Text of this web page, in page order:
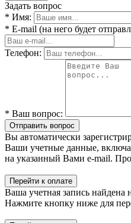
Задать вопрос
* Имя:
* E-mail (на него будет
Телефон:
* Ваш вопрос:
Отправить вопрос
Вы автоматически
Ваши учетные данные,
на указанный Вами e-mail.
Перейти к оплате
Ваша учетная запись найдена
Нажмите кнопку ниже для